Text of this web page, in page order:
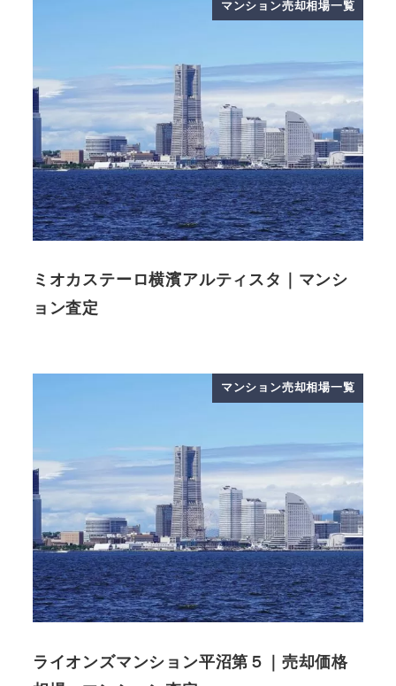
マンション売却相場一覧
ミオカステーロ横濱アルティスタ｜マンシ
ョン査定
マンション売却相場一覧
ライオンズマンション平沼第５｜売却価格